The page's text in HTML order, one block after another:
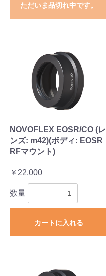
ただいま品切れ中です。
NOVOFLEX EOSR/CO (レ
ンズ: m42)(ボディ: EOSR
RFマウント)
￥22,000
数量
カートに入れる
お買い物を続ける